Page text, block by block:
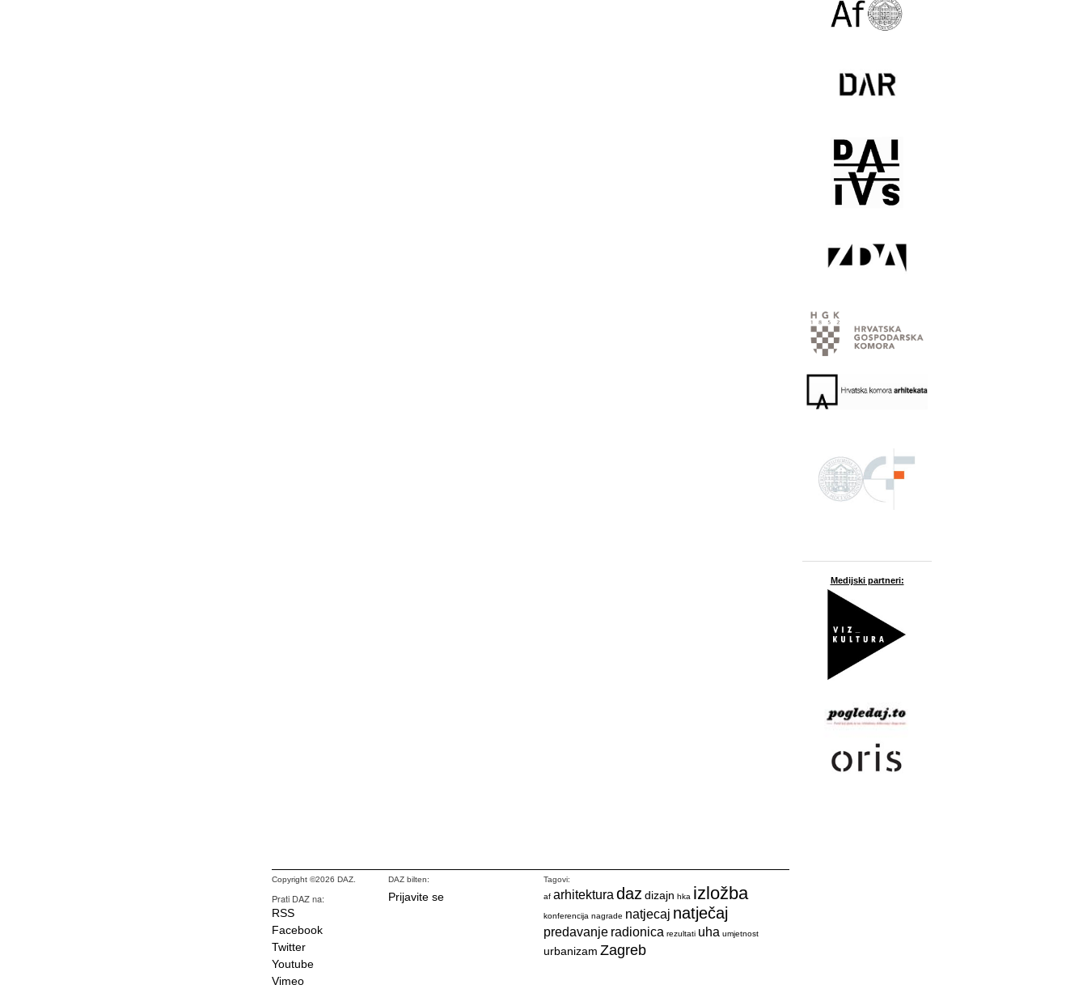
Medijski partneri:
Copyright ©2026 DAZ.
Prati DAZ na:
RSS
Facebook
Twitter
Youtube
Vimeo
DAZ bilten:
Prijavite se
Tagovi:
af arhitektura daz dizajn hka izložba
konferencija nagrade natjecaj natječaj
predavanje radionica rezultati uha umjetnost
urbanizam Zagreb